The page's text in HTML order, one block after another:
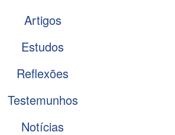
Artigos
Estudos
Reflexões
Testemunhos
Notícias